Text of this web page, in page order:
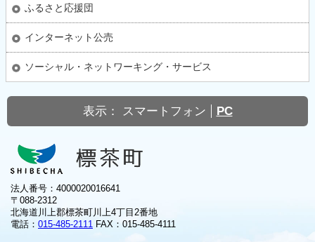
ふるさと応援団
インターネット公売
ソーシャル・ネットワーキング・サービス
表示： スマートフォン PC
法人番号：4000020016641
〒088-2312
北海道川上郡標茶町川上4丁目2番地
電話： 015-485-2111 FAX：015-485-4111